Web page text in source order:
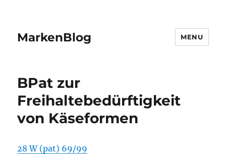
MarkenBlog MENU
BPat zur
Freihaltebedürftigkeit
von Käseformen
28 W (pat) 69/99